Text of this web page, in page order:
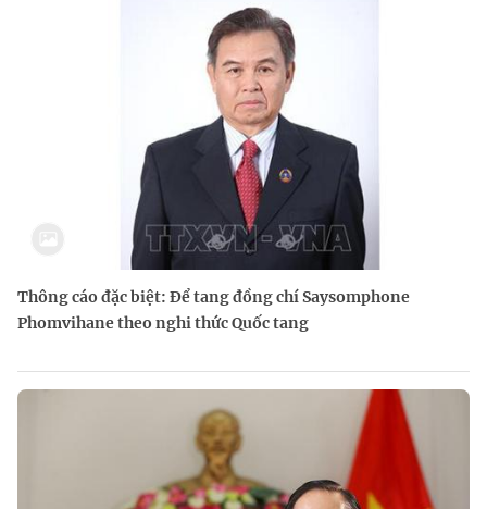
Thông cáo đặc biệt: Để tang đồng chí Saysomphone
Phomvihane theo nghi thức Quốc tang